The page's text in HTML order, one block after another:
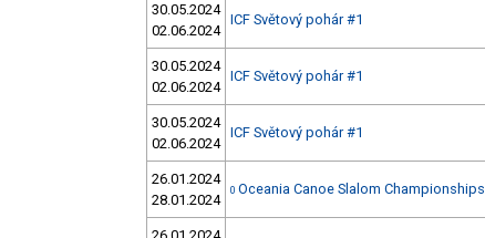
30.05.2024
02.06.2024
ICF Světový pohár #1
30.05.2024
02.06.2024
ICF Světový pohár #1
30.05.2024
02.06.2024
ICF Světový pohár #1
26.01.2024
28.01.2024
0 Oceania Canoe Slalom Championships